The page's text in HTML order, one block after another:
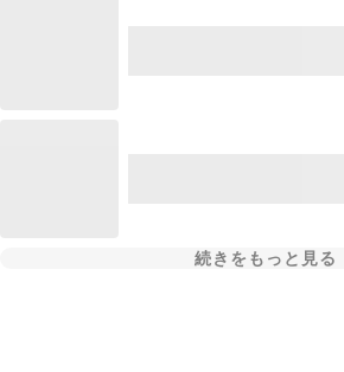
続きをもっと見る